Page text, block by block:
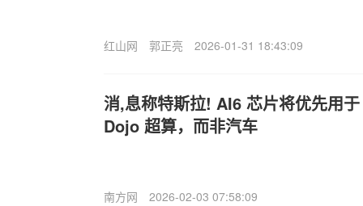
红山网 郭正亮 2026-01-31 18:43:09
消,息称特斯拉! AI6 芯片将优先用
Dojo 超算，而非汽车
南方网 2026-02-03 07:58:09